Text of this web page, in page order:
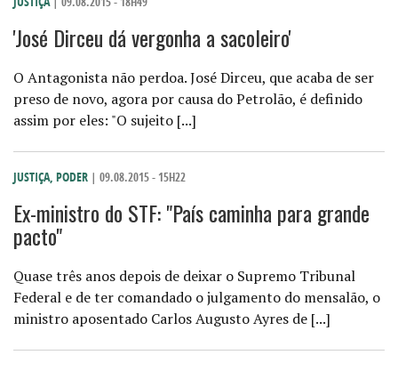
'José Dirceu dá vergonha a sacoleiro'
O Antagonista não perdoa. José Dirceu, que acaba de ser
preso de novo, agora por causa do Petrolão, é definido
assim por eles: "O sujeito [...]
JUSTIÇA, PODER | 09.08.2015 - 15H22
Ex-ministro do STF: "País caminha para grande
pacto"
Quase três anos depois de deixar o Supremo Tribunal
Federal e de ter comandado o julgamento do mensalão, o
ministro aposentado Carlos Augusto Ayres de [...]